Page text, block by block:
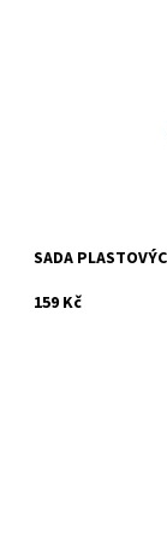
Sada 3 ks
Objem
nerozbité pevné
SADA
159 Kč
Praktická
pomocníkem na